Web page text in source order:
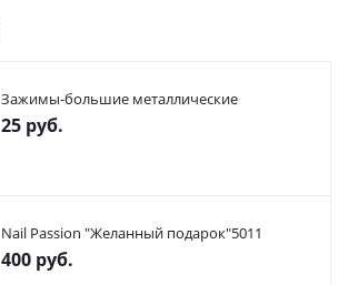
Зажимы-большие металлические
25 руб.
Nail Passion "Желанный подарок"5011
400 руб.